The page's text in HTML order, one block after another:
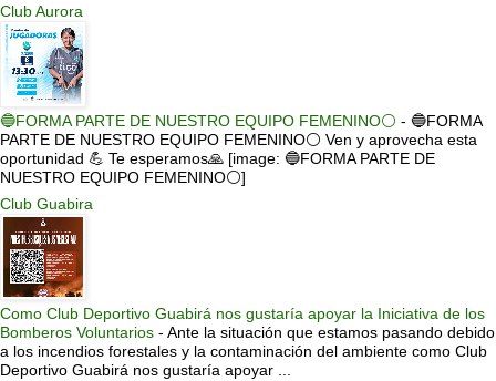
Club Aurora
🔵FORMA PARTE DE NUESTRO EQUIPO FEMENINO⚪ - 🔵FORMA
PARTE DE NUESTRO EQUIPO FEMENINO⚪ Ven y aprovecha esta
oportunidad 💪 Te esperamos🙏 [image: 🔵FORMA PARTE DE
NUESTRO EQUIPO FEMENINO⚪]
Club Guabira
Como Club Deportivo Guabirá nos gustaría apoyar la Iniciativa de los
Bomberos Voluntarios - Ante la situación que estamos pasando debido
a los incendios forestales y la contaminación del ambiente como Club
Deportivo Guabirá nos gustaría apoyar ...